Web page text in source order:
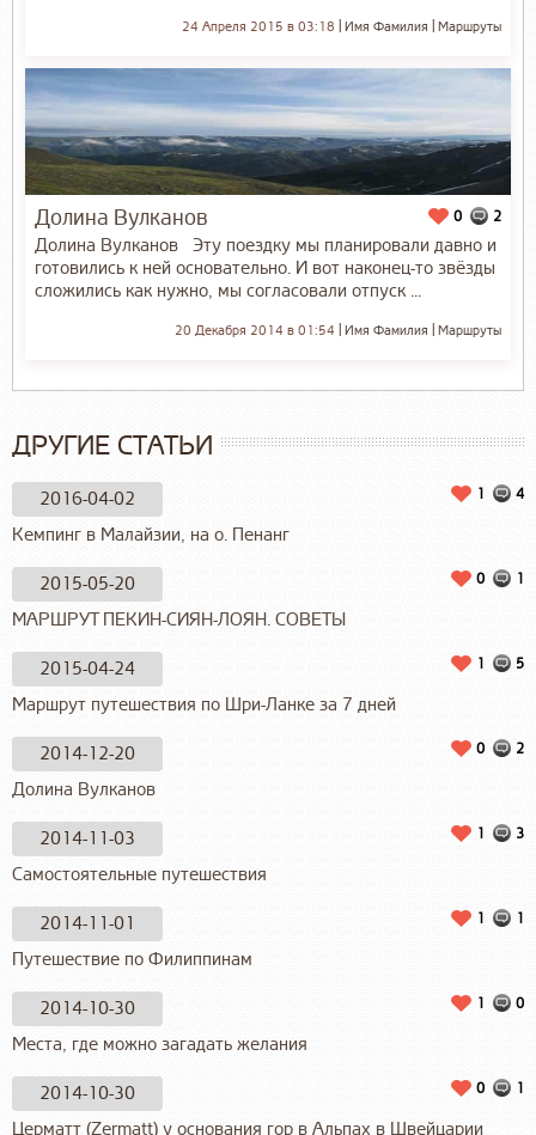
Маршруты
Имя Фамилия
24 Апреля 2015 в 03:18
2
0
Долина Вулканов
Долина Вулканов Эту поездку мы планировали давно и
готовились к ней основательно. И вот наконец-то звёзды
сложились как нужно, мы согласовали отпуск ...
Маршруты
Имя Фамилия
20 Декабря 2014 в 01:54
ДРУГИЕ СТАТЬИ
2016-04-02 4
1
Кемпинг в Малайзии, на о. Пенанг
2015-05-20 1
0
МАРШРУТ ПЕКИН-СИЯН-ЛОЯН. СОВЕТЫ
2015-04-24 5
1
Маршрут путешествия по Шри-Ланке за 7 дней
2014-12-20 2
0
Долина Вулканов
2014-11-03 3
1
Самостоятельные путешествия
2014-11-01 1
1
Путешествие по Филиппинам
2014-10-30 0
1
Места, где можно загадать желания
2014-10-30 1
0
Церматт (Zermatt) у основания гор в Альпах в Швейцарии